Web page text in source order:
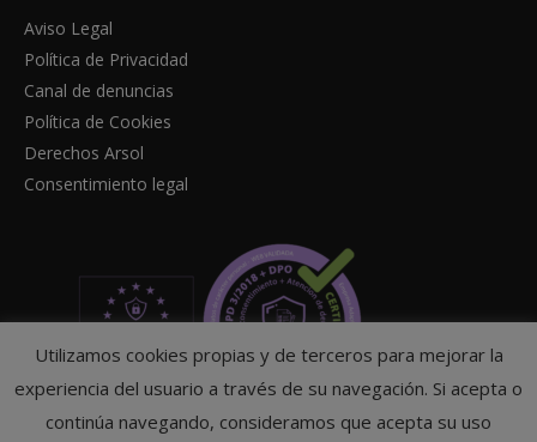
Aviso Legal
Política de Privacidad
Canal de denuncias
Política de Cookies
Derechos Arsol
Consentimiento legal
Utilizamos cookies propias y de terceros para mejorar la
experiencia del usuario a través de su navegación. Si acepta o
continúa navegando, consideramos que acepta su uso